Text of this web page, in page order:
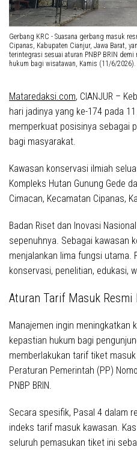
Gerbang KRC - Suasana gerbang masuk
Cipanas, Kabupaten Cianjur, Jawa Barat,
terintegrasi sesuai aturan PNBP BRIN demi
hukum bagi wisatawan, Kamis (11/6/
Mataredaksi.com, CIANJUR –
hari jadinya yang ke-174 pada
memperkuat posisinya sebagai
bagi masyarakat.
Kawasan konservasi ilmiah
Kompleks Hutan Gunung Gede
Cimacan, Kecamatan Cipanas,
Badan Riset dan Inovasi
sepenuhnya. Sebagai kawasan
menjalankan lima fungsi utama.
konservasi, penelitian, edukasi,
Aturan Tarif Masuk Resmi
Manajemen ingin meningkatkan
kepastian hukum bagi
memberlakukan tarif tiket
Peraturan Pemerintah (PP)
PNBP BRIN.
Secara spesifik, Pasal 4 dalam
indeks tarif masuk kawasan.
seluruh pemasukan tiket ini